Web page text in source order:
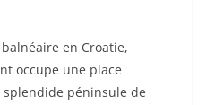
en Croatie,
occupe une place
péninsule de